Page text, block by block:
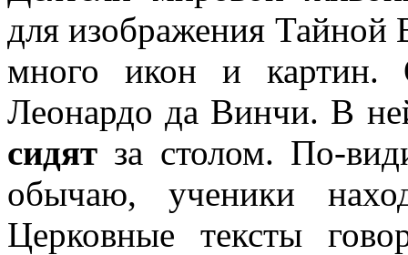
для изображения Тайной
много икон и картин.
Леонардо да Винчи. В
сидят за столом. По-
обычаю, ученики
Церковные тексты